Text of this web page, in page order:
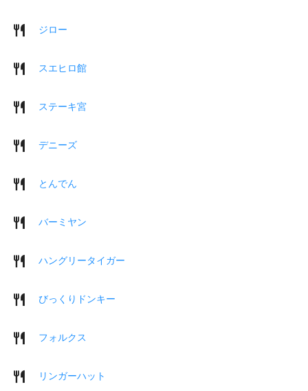
ジロー
スエヒロ館
ステーキ宮
デニーズ
とんでん
バーミヤン
ハングリータイガー
びっくりドンキー
フォルクス
リンガーハット